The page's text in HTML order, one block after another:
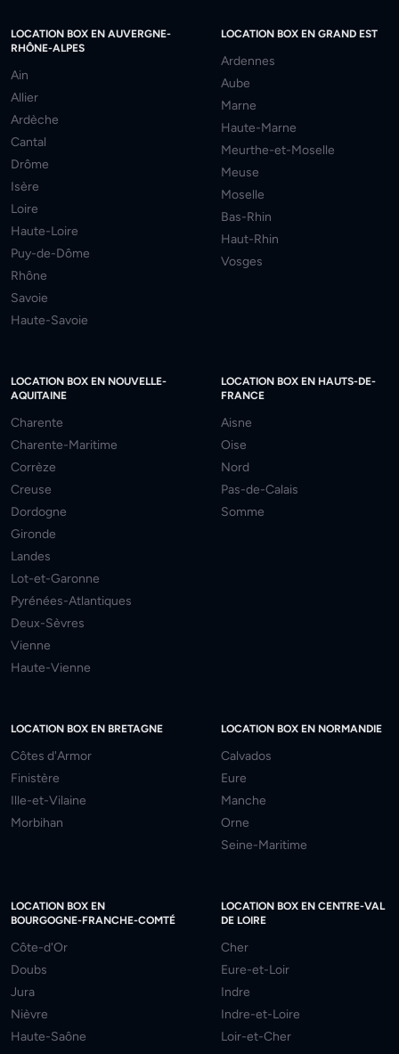
LOCATION BOX EN AUVERGNE-
RHÔNE-ALPES
Ain
Allier
Ardèche
Cantal
Drôme
Isère
Loire
Haute-Loire
Puy-de-Dôme
Rhône
Savoie
Haute-Savoie
LOCATION BOX EN GRAND EST
Ardennes
Aube
Marne
Haute-Marne
Meurthe-et-Moselle
Meuse
Moselle
Bas-Rhin
Haut-Rhin
Vosges
LOCATION BOX EN NOUVELLE-
AQUITAINE
Charente
Charente-Maritime
Corrèze
Creuse
Dordogne
Gironde
Landes
Lot-et-Garonne
Pyrénées-Atlantiques
Deux-Sèvres
Vienne
Haute-Vienne
LOCATION BOX EN HAUTS-DE-
FRANCE
Aisne
Oise
Nord
Pas-de-Calais
Somme
LOCATION BOX EN BRETAGNE
Côtes d'Armor
Finistère
Ille-et-Vilaine
Morbihan
LOCATION BOX EN NORMANDIE
Calvados
Eure
Manche
Orne
Seine-Maritime
LOCATION BOX EN
BOURGOGNE-FRANCHE-COMTÉ
Côte-d'Or
Doubs
Jura
Nièvre
Haute-Saône
LOCATION BOX EN CENTRE-VAL
DE LOIRE
Cher
Eure-et-Loir
Indre
Indre-et-Loire
Loir-et-Cher